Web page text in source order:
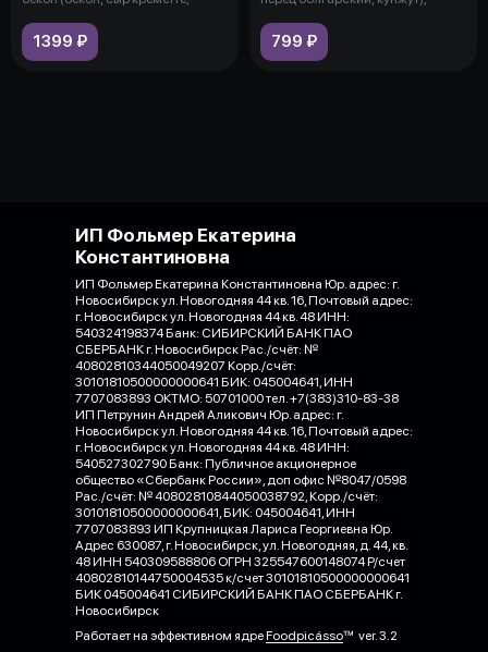
1399 ₽ 799 ₽
ИП Фольмер Екатерина
Константиновна
ИП Фольмер Екатерина Константиновна Юр. адрес: г.
Новосибирск ул. Новогодняя 44 кв. 16, Почтовый адрес:
г. Новосибирск ул. Новогодняя 44 кв. 48 ИНН:
540324198374 Банк: СИБИРСКИЙ БАНК ПАО
СБЕРБАНК г. Новосибирск Рас./счёт: №
40802810344050049207 Корр./счёт:
30101810500000000641 БИК: 045004641, ИНН
7707083893 ОКТМО: 50701000 тел. +7(383)310-83-38
ИП Петрунин Андрей Аликович Юр. адрес: г.
Новосибирск ул. Новогодняя 44 кв. 16, Почтовый адрес:
г. Новосибирск ул. Новогодняя 44 кв. 48 ИНН:
540527302790 Банк: Публичное акционерное
общество «Сбербанк России», доп офис №8047/0598
Рас./счёт: № 40802810844050038792, Корр./счёт:
30101810500000000641, БИК: 045004641, ИНН
7707083893 ИП Крупницкая Лариса Георгиевна Юр.
Адрес 630087, г. Новосибирск, ул. Новогодняя, д. 44, кв.
48 ИНН 540309588806 ОГРН 325547600148074 Р/счет
40802810144750004535 к/счет 30101810500000000641
БИК 045004641 СИБИРСКИЙ БАНК ПАО СБЕРБАНК г.
Новосибирск
Работает на эффективном ядреFoodpicássover. 3.2